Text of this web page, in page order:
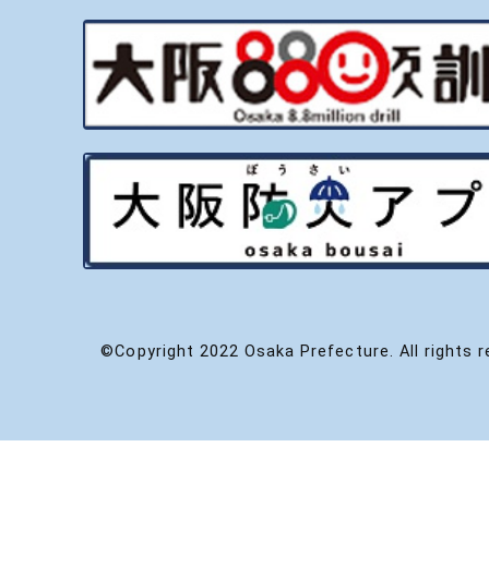
©Copyright 2022 Osaka Prefecture. All rights